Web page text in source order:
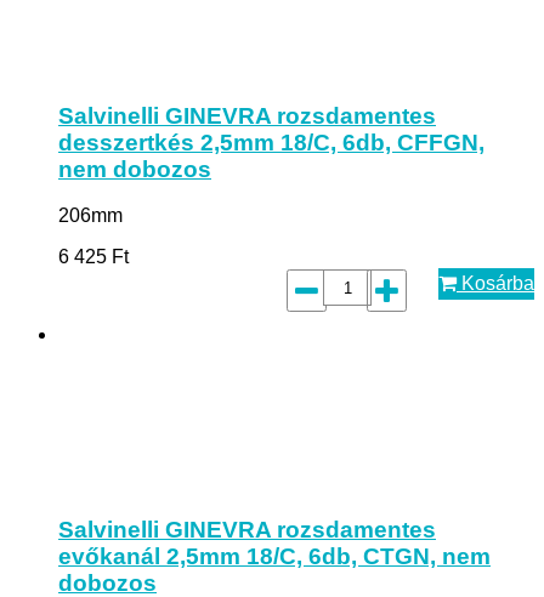
Salvinelli GINEVRA rozsdamentes
desszertkés 2,5mm 18/C, 6db, CFFGN,
nem dobozos
206mm
6 425 Ft
Kosárba
Salvinelli GINEVRA rozsdamentes
evőkanál 2,5mm 18/C, 6db, CTGN, nem
dobozos